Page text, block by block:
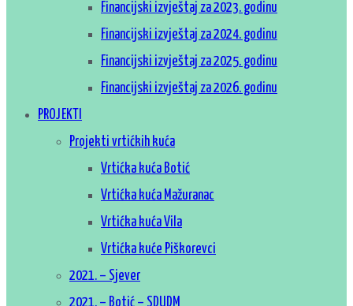
Financijski izvještaj za 2023. godinu
Financijski izvještaj za 2024. godinu
Financijski izvještaj za 2025. godinu
Financijski izvještaj za 2026. godinu
PROJEKTI
Projekti vrtićkih kuća
Vrtićka kuća Botić
Vrtićka kuća Mažuranac
Vrtićka kuća Vila
Vrtićka kuće Piškorevci
2021. – Sjever
2021. – Botić – SDUDM